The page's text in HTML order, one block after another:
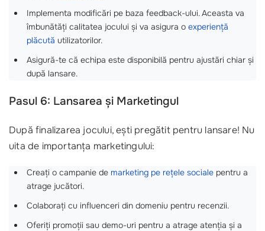
Implementa modificări pe baza feedback-ului. Aceasta va
îmbunătăți calitatea jocului și va asigura o experiență
plăcută utilizatorilor.
Asigură-te că echipa este disponibilă pentru ajustări chiar și
după lansare.
Pasul 6: Lansarea și Marketingul
După finalizarea jocului, ești pregătit pentru lansare! Nu
uita de importanța marketingului:
Creați o campanie de marketing pe rețele sociale pentru a
atrage jucători.
Colaborați cu influenceri din domeniu pentru recenzii.
Oferiți promoții sau demo-uri pentru a atrage atenția și a